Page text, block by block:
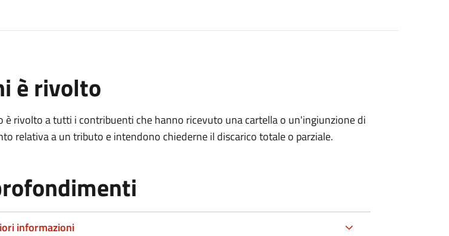
è rivolto
è rivolto a tutti i contribuenti che hanno ricevuto una cartella o un'ingiunzione di
relativa a un tributo e intendono chiederne il discarico totale o parziale.
informazioni